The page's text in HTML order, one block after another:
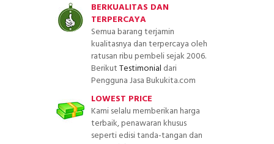
BERKUALITAS DAN
TERPERCAYA
Semua barang terjamin
kualitasnya dan terpercaya oleh
ratusan ribu pembeli sejak 2006.
BerikutTestimonial dari
Pengguna Jasa Bukukita.com
LOWEST PRICE
Kami selalu memberikan harga
terbaik, penawaran khusus
seperti edisi tanda-tangan dan